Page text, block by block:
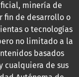
minería de
fin de desarrollo o
o tecnologías
no limitado a la
basados
cualquiera de sus